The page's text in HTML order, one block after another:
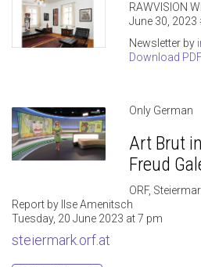
RAWVISION
June 30, 2023
Newsletter by
Download
Only German
Art Brut
Freud
ORF,
Report by Ilse Amenitsch
Tuesday, 20 June 2023 at 7 pm
steiermark.orf.at